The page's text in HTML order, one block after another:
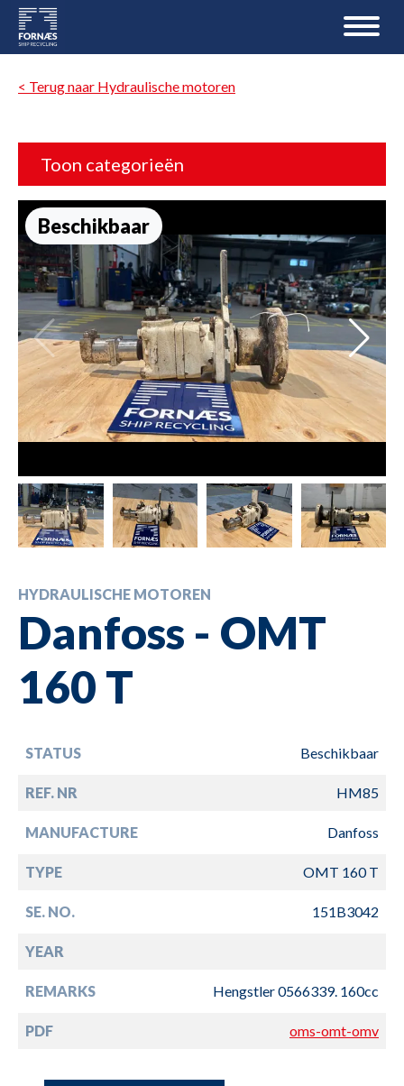
< Terug naar Hydraulische motoren
Toon categorieën
Beschikbaar
HYDRAULISCHE MOTOREN
Danfoss - OMT
160 T
STATUS Beschikbaar
REF. NR HM85
MANUFACTURE Danfoss
TYPE OMT 160 T
SE. NO. 151B3042
YEAR
REMARKS Hengstler 0566339. 160cc
PDF oms-omt-omv